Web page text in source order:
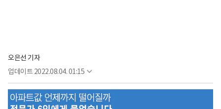
오은선 기자
업데이트 2022.08.04. 01:15